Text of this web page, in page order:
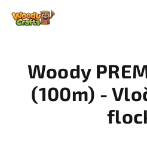
Woody
(100m) -